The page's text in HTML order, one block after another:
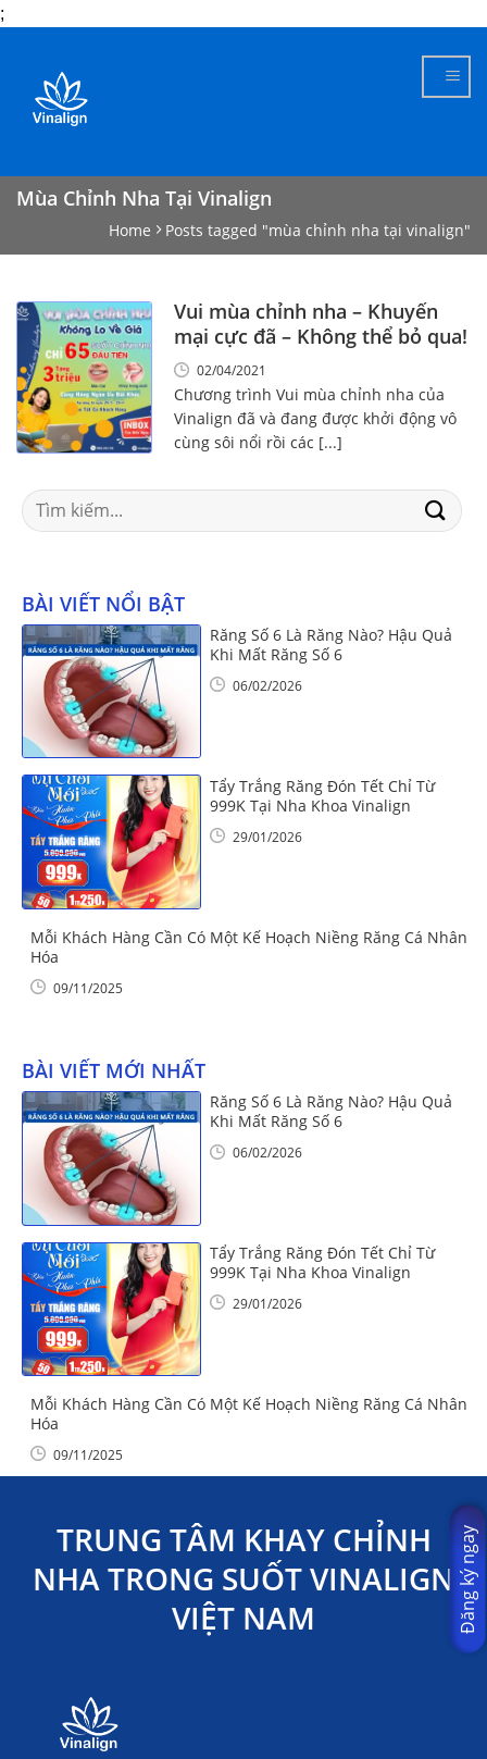
;
content
Mùa Chỉnh Nha Tại Vinalign
Home Posts tagged "mùa chỉnh nha tại vinalign"
Vui mùa chỉnh nha – Khuyến
mại cực đã – Không thể bỏ qua!
02/04/2021
Chương trình Vui mùa chỉnh nha của
Vinalign đã và đang được khởi động vô
cùng sôi nổi rồi các [...]
Search
for:
BÀI VIẾT NỔI BẬT
Răng Số 6 Là Răng Nào? Hậu Quả
Khi Mất Răng Số 6
06/02/2026
Tẩy Trắng Răng Đón Tết Chỉ Từ
999K Tại Nha Khoa Vinalign
29/01/2026
Mỗi Khách Hàng Cần Có Một Kế Hoạch Niềng Răng Cá Nhân
Hóa
09/11/2025
BÀI VIẾT MỚI NHẤT
Răng Số 6 Là Răng Nào? Hậu Quả
Khi Mất Răng Số 6
06/02/2026
Tẩy Trắng Răng Đón Tết Chỉ Từ
999K Tại Nha Khoa Vinalign
29/01/2026
Mỗi Khách Hàng Cần Có Một Kế Hoạch Niềng Răng Cá Nhân
Hóa
09/11/2025
TRUNG TÂM KHAY CHỈNH
NHA TRONG SUỐT VINALIGN
VIỆT NAM
Đăng ký ngay